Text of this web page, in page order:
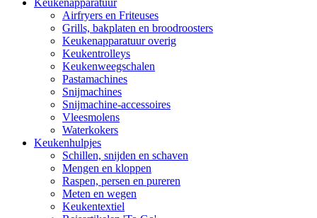
Keukenapparatuur
Airfryers en Friteuses
Grills, bakplaten en broodroosters
Keukenapparatuur overig
Keukentrolleys
Keukenweegschalen
Pastamachines
Snijmachines
Snijmachine-accessoires
Vleesmolens
Waterkokers
Keukenhulpjes
Schillen, snijden en schaven
Mengen en kloppen
Raspen, persen en pureren
Meten en wegen
Keukentextiel